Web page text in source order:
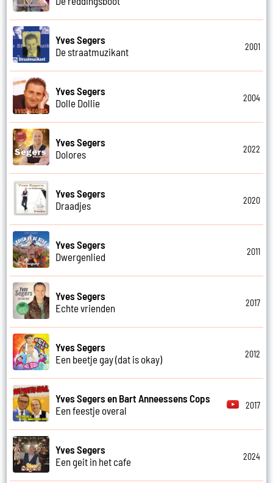
Yves Segers
De straatmuzikant
2001
Yves Segers
Dolle Dollie
2004
Yves Segers
Dolores
2022
Yves Segers
Draadjes
2020
Yves Segers
Dwergenlied
2011
Yves Segers
Echte vrienden
2017
Yves Segers
Een beetje gay (dat is okay)
2012
Yves Segers en Bart Anneessens Cops
Een feestje overal
2017
Yves Segers
Een geit in het cafe
2024